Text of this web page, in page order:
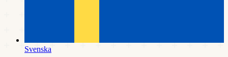
Svenska